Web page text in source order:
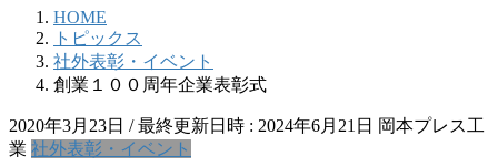
HOME
トピックス
社外表彰・イベント
創業１００周年企業表彰式
2020年3月23日 / 最終更新日時 : 2024年6月21日 岡本プレス工
業 社外表彰・イベント